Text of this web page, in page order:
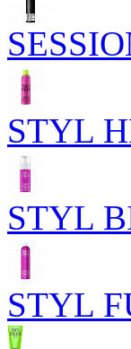
STYL
STYL
STYL